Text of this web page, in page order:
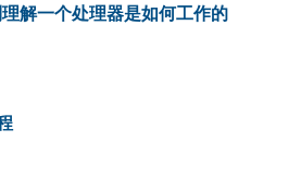
解一个处理器是如何工作的